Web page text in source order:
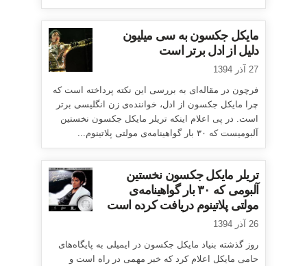
مایکل جکسون به سی میلیون
دلیل از ادل برتر است
27 آذر 1394
فرچون در مقاله‌ای به بررسی این نکته پرداخته است که
چرا مایکل جکسون از ادل، خواننده‌ی زن انگلیسی برتر
است. در پی اعلام اینکه تریلر مایکل جکسون نخستین
آلبومیست که ۳۰ بار گواهینامه‌ی مولتی پلاتینوم...
تریلر مایکل جکسون نخستین
آلبومی که ۳۰ بار گواهینامه‌ی
مولتی پلاتینوم دریافت کرده است
26 آذر 1394
روز گذشته بنیاد مایکل جکسون در ایمیلی به پایگاه‌های
حامی مایکل اعلام کرد که خبر مهمی در راه است و